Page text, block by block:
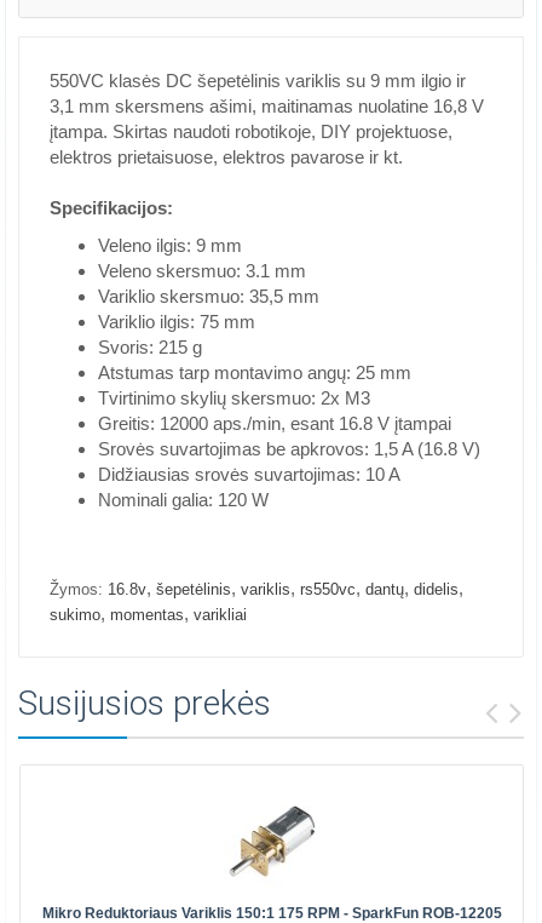
550VC klasės DC šepetėlinis variklis su 9 mm ilgio ir
3,1 mm skersmens ašimi, maitinamas nuolatine 16,8 V
įtampa. Skirtas naudoti robotikoje, DIY projektuose,
elektros prietaisuose, elektros pavarose ir kt.
Specifikacijos:
Veleno ilgis: 9 mm
Veleno skersmuo: 3.1 mm
Variklio skersmuo: 35,5 mm
Variklio ilgis: 75 mm
Svoris: 215 g
Atstumas tarp montavimo angų: 25 mm
Tvirtinimo skylių skersmuo: 2x M3
Greitis: 12000 aps./min, esant 16.8 V įtampai
Srovės suvartojimas be apkrovos: 1,5 A (16.8 V)
Didžiausias srovės suvartojimas: 10 A
Nominali galia: 120 W
Žymos: 16.8v, šepetėlinis, variklis, rs550vc, dantų, didelis,
sukimo, momentas, varikliai
Susijusios prekės
Mikro Reduktoriaus Variklis 150:1 175 RPM - SparkFun ROB-12205